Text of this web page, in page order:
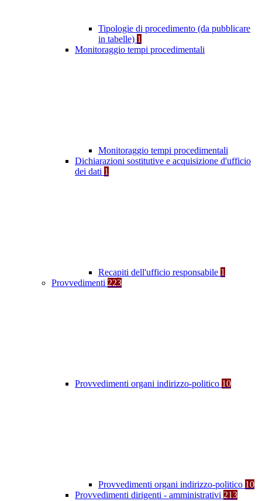
Tipologie di procedimento (da pubblicare
in tabelle) 1
Monitoraggio tempi procedimentali
Monitoraggio tempi procedimentali
Dichiarazioni sostitutive e acquisizione d'ufficio
dei dati 1
Recapiti dell'ufficio responsabile 1
Provvedimenti 223
Provvedimenti organi indirizzo-politico 10
Provvedimenti organi indirizzo-politico 10
Provvedimenti dirigenti - amministrativi 213